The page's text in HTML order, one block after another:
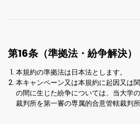
第16条（準拠法・紛争解決）
本規約の準拠法は日本法とします。
本キャンペーン又は本規約に起因又は
の間に生じた紛争については、当大学
裁判所を第一審の専属的合意管轄裁判所